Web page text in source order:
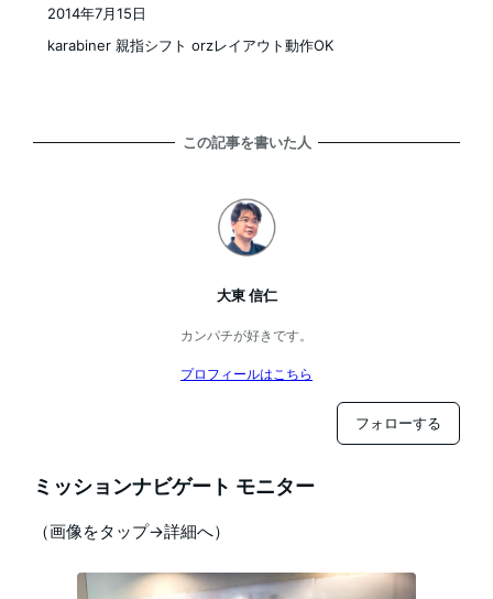
karabiner 親指シフト orzレイアウト動作OK
2014年7月15日
この記事を書いた人
大東 信仁
カンパチが好きです。
プロフィールはこちら
フォローする
ミッションナビゲート モニター
（画像をタップ→詳細へ）